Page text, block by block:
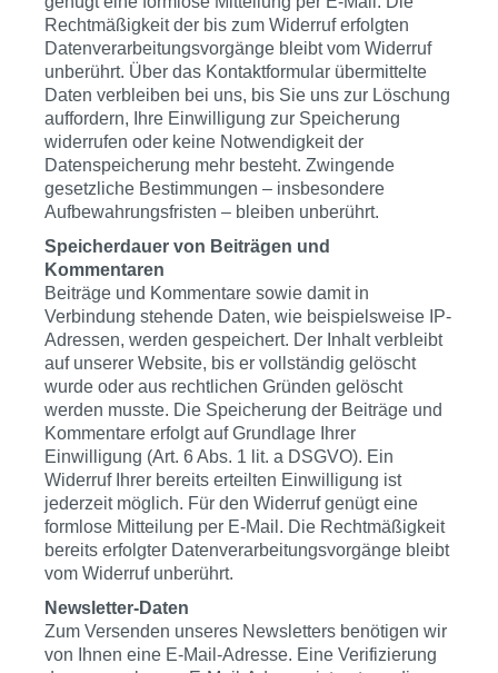
Rechtmäßigkeit der bis zum Widerruf erfolgten
Datenverarbeitungsvorgänge bleibt vom Widerruf
unberührt. Über das Kontaktformular übermittelte
Daten verbleiben bei uns, bis Sie uns zur Löschung
auffordern, Ihre Einwilligung zur Speicherung
widerrufen oder keine Notwendigkeit der
Datenspeicherung mehr besteht. Zwingende
gesetzliche Bestimmungen – insbesondere
Aufbewahrungsfristen – bleiben unberührt.
Speicherdauer von Beiträgen und
Kommentaren
Beiträge und Kommentare sowie damit in
Verbindung stehende Daten, wie beispielsweise IP-
Adressen, werden gespeichert. Der Inhalt verbleibt
auf unserer Website, bis er vollständig gelöscht
wurde oder aus rechtlichen Gründen gelöscht
werden musste. Die Speicherung der Beiträge und
Kommentare erfolgt auf Grundlage Ihrer
Einwilligung (Art. 6 Abs. 1 lit. a DSGVO). Ein
Widerruf Ihrer bereits erteilten Einwilligung ist
jederzeit möglich. Für den Widerruf genügt eine
formlose Mitteilung per E-Mail. Die Rechtmäßigkeit
bereits erfolgter Datenverarbeitungsvorgänge bleibt
vom Widerruf unberührt.
Newsletter-Daten
Zum Versenden unseres Newsletters benötigen wir
von Ihnen eine E-Mail-Adresse. Eine Verifizierung